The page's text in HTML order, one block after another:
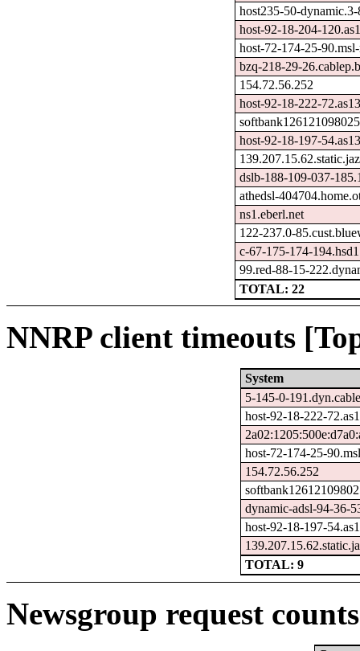
host235-50-
host-92-18-204-
host-72-174-25-
bzq-218-29-
154.72.56.252
host-92-18-222-
host-92-18-197-
dslb-188-109-037-
athedsl-
ns1.eberl.net
122-237.0-
c-67-175-174-
99.red-88-15-
TOTAL: 22
NNRP client timeouts
System
5-145-0-
host-92-18-222-
host-72-174-25-
154.72.56.252
dynamic-adsl-94-36-
host-92-18-197-
TOTAL: 9
Newsgroup request